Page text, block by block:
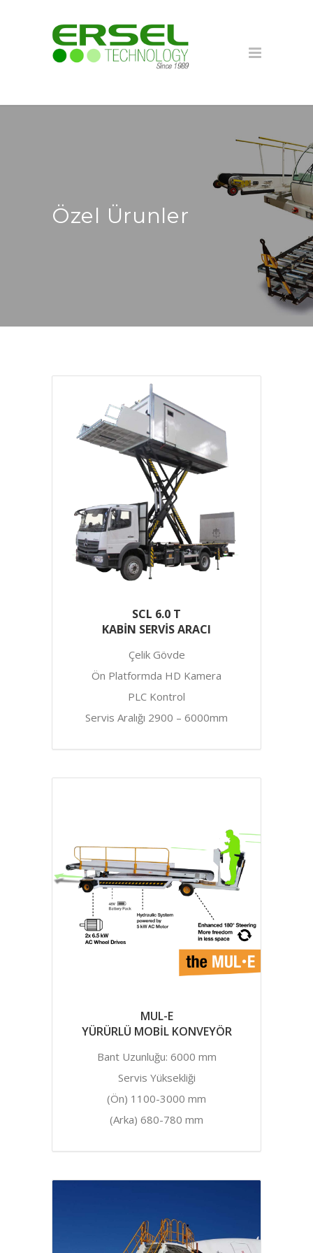
Özel Ürunler
SCL 6.0 T
KABİN SERVİS ARACI
Çelik Gövde
Ön Platformda HD Kamera
PLC Kontrol
Servis Aralığı 2900 – 6000mm
MUL-E
YÜRÜRLÜ MOBİL KONVEYÖR
Bant Uzunluğu: 6000 mm
Servis Yüksekliği
(Ön) 1100-3000 mm
(Arka) 680-780 mm